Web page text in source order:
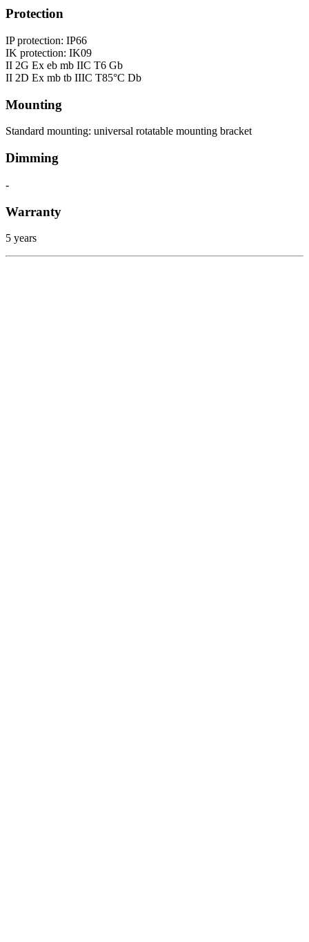
Protection
IP protection: IP66
IK protection: IK09
II 2G Ex eb mb IIC T6 Gb
II 2D Ex mb tb IIIC T85°C Db
Mounting
Standard mounting: universal rotatable mounting bracket
Dimming
-
Warranty
5 years